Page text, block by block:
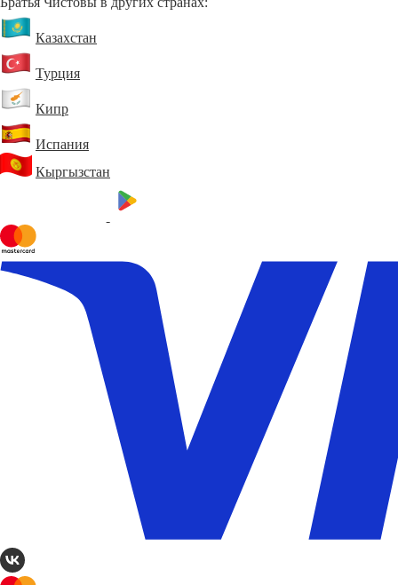
Казахстан
Турция
Кипр
Испания
Кыргызстан